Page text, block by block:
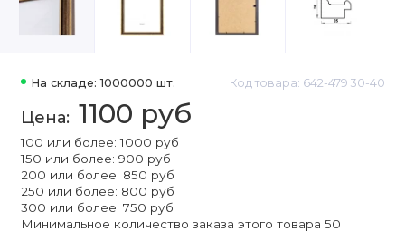
На складе: 1000000 шт. Код товара: 642-479 30-40
1100 руб
100 или более: 1000 руб
150 или более: 900 руб
200 или более: 850 руб
250 или более: 800 руб
300 или более: 750 руб
Минимальное количество заказа этого товара 50